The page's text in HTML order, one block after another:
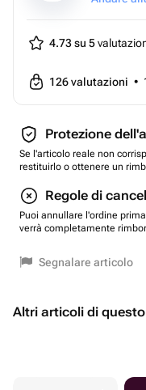
4.73 su 5
126valutazioni •
Protezione
Se l'articolo reale non
restituirlo o ottenere un
Regole di
Puoi annullare l'ordine
verrà completamente
Segnalare articolo
Altri articoli di